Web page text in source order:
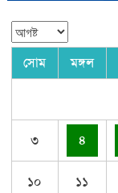
সোম মঙ্গল
৩ ৪
১০ ১১